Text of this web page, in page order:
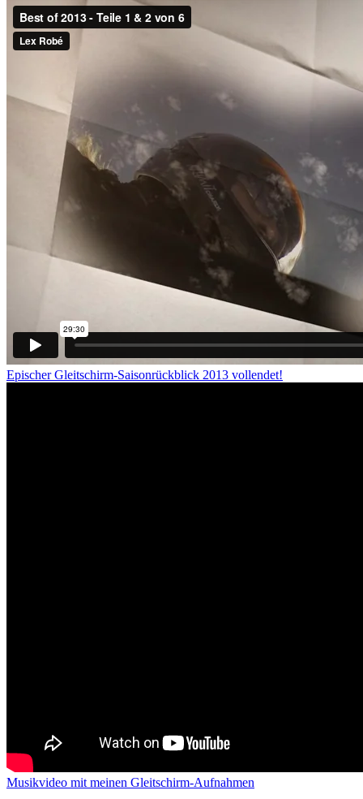
Epischer Gleitschirm-Saisonrückblick 2013 vollendet!
Musikvideo mit meinen Gleitschirm-Aufnahmen